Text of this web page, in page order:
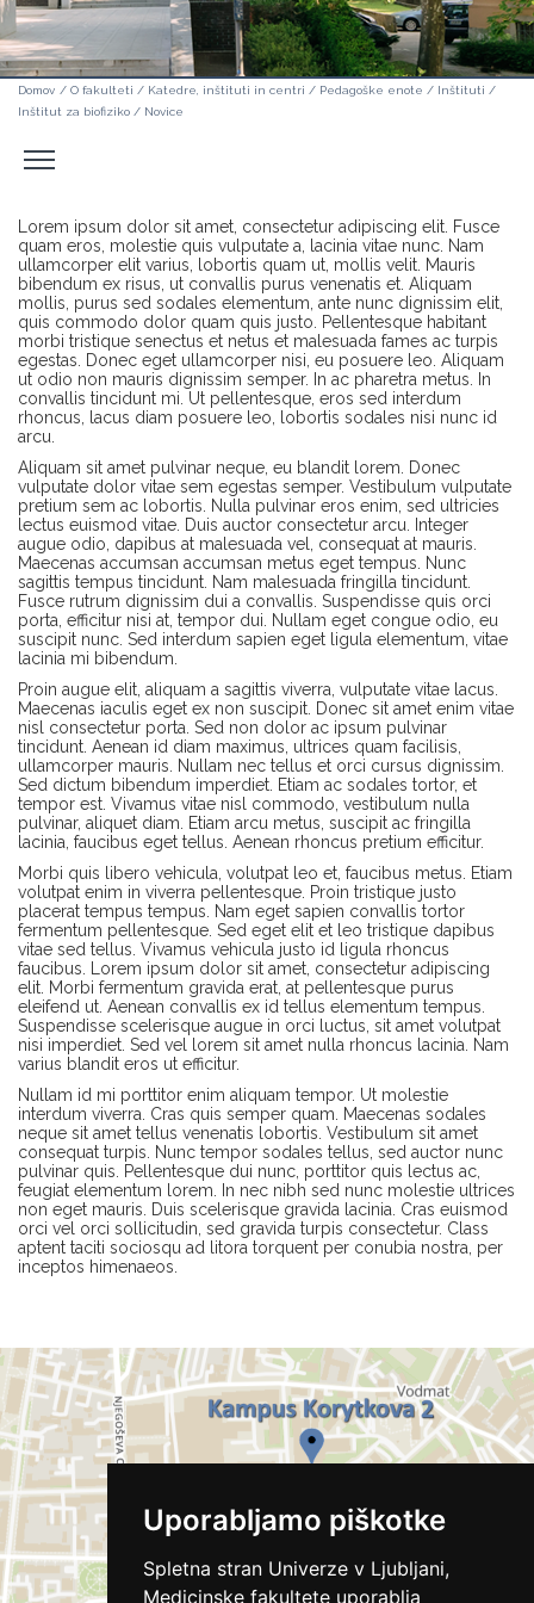
Uporabljamo piškotke
Spletna stran Univerze v Ljubljani,
Medicinske fakultete uporablja
Domov / O fakulteti / Katedre, inštituti in centri / Pedagoške enote / Inštituti /
Inštitut za biofiziko / Novice
Odpri
stranski
Lorem ipsum dolor sit amet, consectetur adipiscing elit. Fusce
quam eros, molestie quis vulputate a, lacinia vitae nunc. Nam
ullamcorper elit varius, lobortis quam ut, mollis velit. Mauris
bibendum ex risus, ut convallis purus venenatis et. Aliquam
mollis, purus sed sodales elementum, ante nunc dignissim elit,
quis commodo dolor quam quis justo. Pellentesque habitant
morbi tristique senectus et netus et malesuada fames ac turpis
egestas. Donec eget ullamcorper nisi, eu posuere leo. Aliquam
ut odio non mauris dignissim semper. In ac pharetra metus. In
convallis tincidunt mi. Ut pellentesque, eros sed interdum
rhoncus, lacus diam posuere leo, lobortis sodales nisi nunc id
arcu.
Aliquam sit amet pulvinar neque, eu blandit lorem. Donec
vulputate dolor vitae sem egestas semper. Vestibulum vulputate
pretium sem ac lobortis. Nulla pulvinar eros enim, sed ultricies
lectus euismod vitae. Duis auctor consectetur arcu. Integer
augue odio, dapibus at malesuada vel, consequat at mauris.
Maecenas accumsan accumsan metus eget tempus. Nunc
sagittis tempus tincidunt. Nam malesuada fringilla tincidunt.
Fusce rutrum dignissim dui a convallis. Suspendisse quis orci
porta, efficitur nisi at, tempor dui. Nullam eget congue odio, eu
suscipit nunc. Sed interdum sapien eget ligula elementum, vitae
lacinia mi bibendum.
Proin augue elit, aliquam a sagittis viverra, vulputate vitae lacus.
Maecenas iaculis eget ex non suscipit. Donec sit amet enim vitae
nisl consectetur porta. Sed non dolor ac ipsum pulvinar
tincidunt. Aenean id diam maximus, ultrices quam facilisis,
ullamcorper mauris. Nullam nec tellus et orci cursus dignissim.
Sed dictum bibendum imperdiet. Etiam ac sodales tortor, et
tempor est. Vivamus vitae nisl commodo, vestibulum nulla
pulvinar, aliquet diam. Etiam arcu metus, suscipit ac fringilla
lacinia, faucibus eget tellus. Aenean rhoncus pretium efficitur.
Morbi quis libero vehicula, volutpat leo et, faucibus metus. Etiam
volutpat enim in viverra pellentesque. Proin tristique justo
placerat tempus tempus. Nam eget sapien convallis tortor
fermentum pellentesque. Sed eget elit et leo tristique dapibus
vitae sed tellus. Vivamus vehicula justo id ligula rhoncus
faucibus. Lorem ipsum dolor sit amet, consectetur adipiscing
elit. Morbi fermentum gravida erat, at pellentesque purus
eleifend ut. Aenean convallis ex id tellus elementum tempus.
Suspendisse scelerisque augue in orci luctus, sit amet volutpat
nisi imperdiet. Sed vel lorem sit amet nulla rhoncus lacinia. Nam
varius blandit eros ut efficitur.
Nullam id mi porttitor enim aliquam tempor. Ut molestie
interdum viverra. Cras quis semper quam. Maecenas sodales
neque sit amet tellus venenatis lobortis. Vestibulum sit amet
consequat turpis. Nunc tempor sodales tellus, sed auctor nunc
pulvinar quis. Pellentesque dui nunc, porttitor quis lectus ac,
feugiat elementum lorem. In nec nibh sed nunc molestie ultrices
non eget mauris. Duis scelerisque gravida lacinia. Cras euismod
orci vel orci sollicitudin, sed gravida turpis consectetur. Class
aptent taciti sociosqu ad litora torquent per conubia nostra, per
inceptos himenaeos.